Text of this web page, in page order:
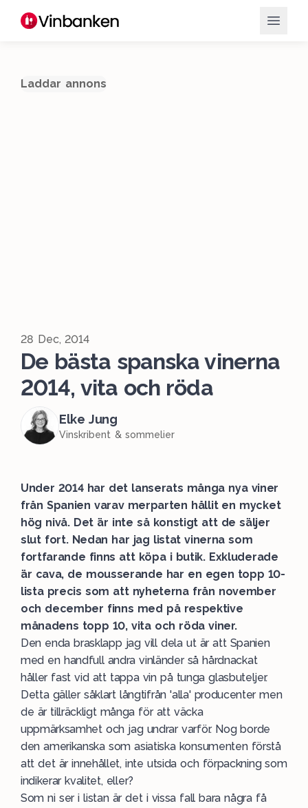
Laddar annons
28 Dec, 2014
De bästa spanska vinerna
2014, vita och röda
Elke Jung
Vinskribent & sommelier
Under 2014 har det lanserats många nya viner
från Spanien varav merparten hållit en mycket
hög nivå. Det är inte så konstigt att de säljer
slut fort. Nedan har jag listat vinerna som
fortfarande finns att köpa i butik. Exkluderade
är cava, de mousserande har en egen topp 10-
lista precis som att nyheterna från november
och december finns med på respektive
månadens topp 10, vita och röda viner.
Den enda brasklapp jag vill dela ut är att Spanien
med en handfull andra vinländer så hårdnackat
håller fast vid att tappa vin på tunga glasbuteljer.
Detta gäller såklart långtifrån 'alla' producenter men
de är tillräckligt många för att väcka
uppmärksamhet och jag undrar varför. Nog borde
den amerikanska som asiatiska konsumenten förstå
att det är innehållet, inte utsida och förpackning som
indikerar kvalitet, eller?
Som ni ser i listan är det i vissa fall bara några få